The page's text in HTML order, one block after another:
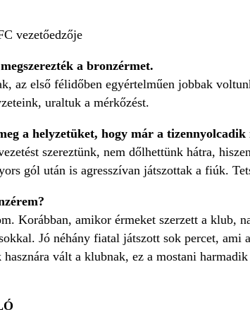
vezetőedzője
a bronzérmet.
az első félidőben egyértelműen jobbak
uraltuk a mérkőzést.
a helyzetüket, hogy már a tizennyolcadik
szereztünk, nem dőlhettünk hátra,
gól után is agresszívan játszottak a fiúk.
Korábban, amikor érmeket szerzett a klub,
Jó néhány fiatal játszott sok percet,
vált a klubnak, ez a mostani